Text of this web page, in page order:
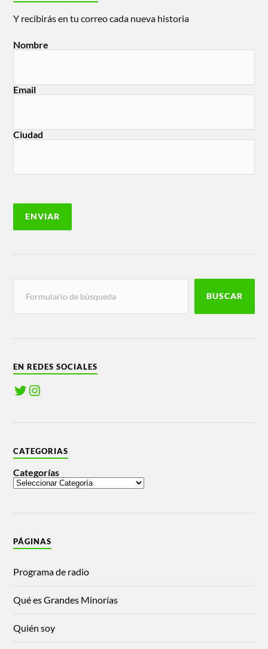
Y recibirás en tu correo cada nueva historia
Nombre
Email
Ciudad
BUSCAR
EN REDES SOCIALES
CATEGORIAS
Categorías
PÁGINAS
Programa de radio
Qué es Grandes Minorías
Quién soy